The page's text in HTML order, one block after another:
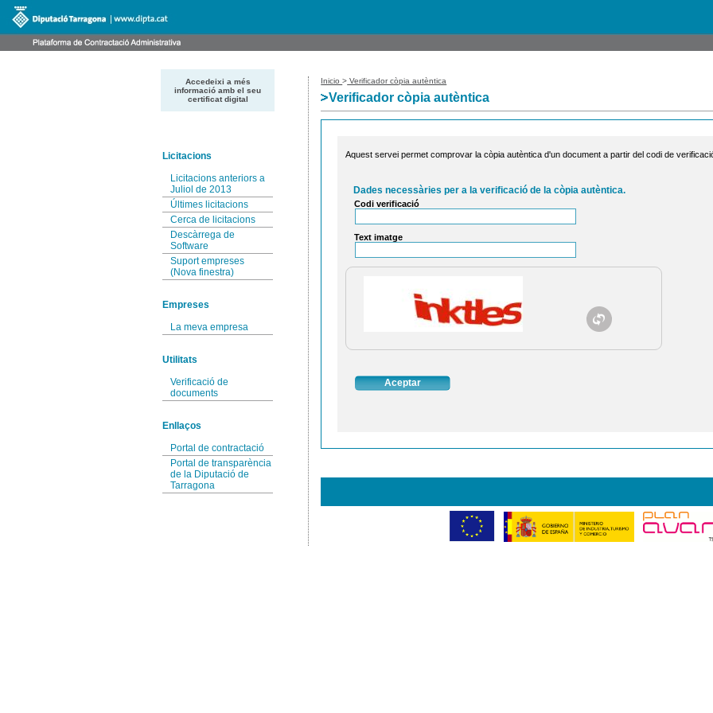
Accedeixi a més
informació amb el seu
certificat digital
Licitacions
Licitacions anteriors a
Juliol de 2013
Últimes licitacions
Cerca de licitacions
Descàrrega de
Software
Suport empreses
(Nova finestra)
Empreses
La meva empresa
Utilitats
Verificació de
documents
Enllaços
Portal de contractació
Portal de transparència
de la Diputació de
Tarragona
Inicio> Verificador còpia autèntica
Verificador còpia autèntica
Aquest servei permet comprovar la còpia autèntica d'un document a partir del codi de
Dades necessàries per a la verificació de la còpia autèntica.
Codi verificació
Text imatge